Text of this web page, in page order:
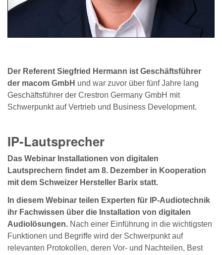
Der Referent Siegfried Hermann ist Geschäftsführer
der macom GmbH und war zuvor über fünf Jahre lang
Geschäftsführer der Crestron Germany GmbH mit
Schwerpunkt auf Vertrieb und Business Development.
IP-Lautsprecher
Das Webinar Installationen von digitalen
Lautsprechern findet am 8. Dezember in Kooperation
mit dem Schweizer Hersteller Barix statt.
In diesem Webinar teilen Experten für IP-Audiotechnik
ihr Fachwissen über die Installation von digitalen
Audiolösungen. Nach einer Einführung in die wichtigsten
Funktionen und Begriffe wird der Schwerpunkt auf
relevanten Protokollen, deren Vor- und Nachteilen, Best